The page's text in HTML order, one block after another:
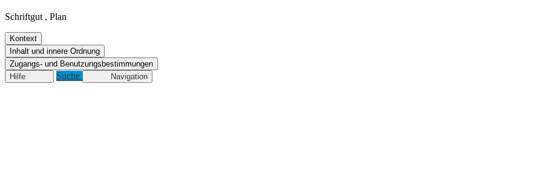
Schriftgut , Plan
Kontext
Inhalt und innere Ordnung
Zugangs- und Benutzungsbestimmungen
Hilfe
Suche Navigation